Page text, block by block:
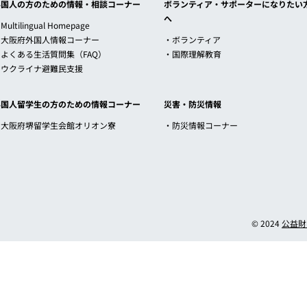
人の方のための情報・相談コーナー
Homepage
阪府外国人情報コーナー
くある生活質問集（FAQ）
クライナ避難民支援
人留学生の方のための情報コーナー
阪府堺留学生会館オリオン寮
ボランティア・サポーターになりたい
へ
・ボランティア
・国際理解教育
災害・防災情報
・防災情報コーナー
© 2024公益